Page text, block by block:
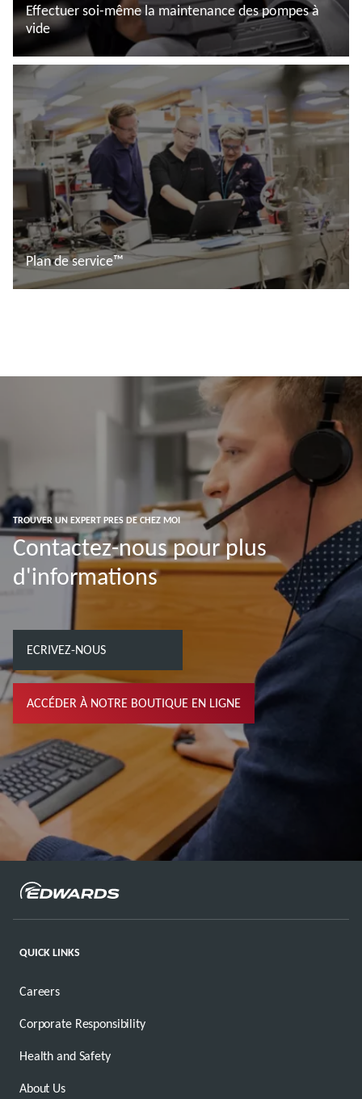
Effectuer soi-même la maintenance des pompes à
vide
En savoir plus
Plan de service™
TROUVER UN EXPERT PRES DE CHEZ MOI
Contactez-nous pour plus
d'informations
ECRIVEZ-NOUS
ACCÉDER À NOTRE BOUTIQUE EN LIGNE
QUICK LINKS
Careers
Corporate Responsibility
Health and Safety
About Us